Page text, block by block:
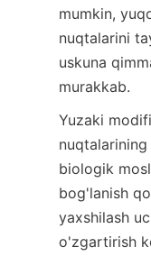
mumkin,
nuqtalarini
uskuna
murakkab.
Yuzaki
biologik
bog'lanish
yaxshilash
o'zgartirish